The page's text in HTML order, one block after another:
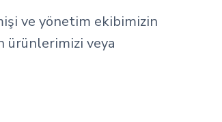
ve yönetim ekibimizin
ürünlerimizi veya